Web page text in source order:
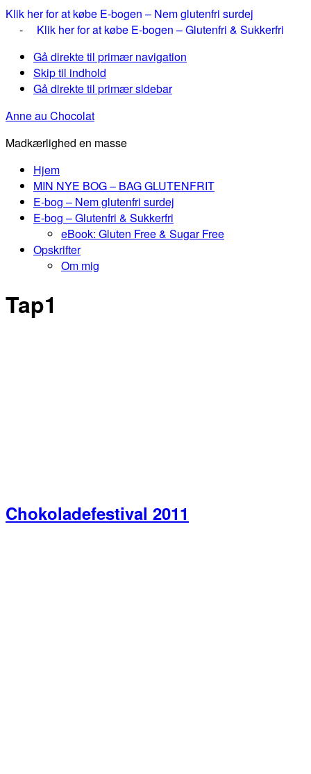
Klik her for at købe E-bogen – Nem glutenfri surdej
- Klik her for at købe E-bogen – Glutenfri & Sukkerfri
Gå direkte til primær navigation
Skip til indhold
Gå direkte til primær sidebar
Anne au Chocolat
Madkærlighed en masse
Hjem
MIN NYE BOG – BAG GLUTENFRIT
E-bog – Nem glutenfri surdej
E-bog – Glutenfri & Sukkerfri
eBook: Gluten Free & Sugar Free
Opskrifter
Om mig
Tap1
Chokoladefestival 2011